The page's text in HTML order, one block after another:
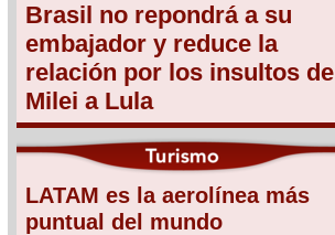
Brasil no repondrá a su
embajador y reduce la
relación por los insultos de
Milei a Lula
LATAM es la aerolínea más
puntual del mundo